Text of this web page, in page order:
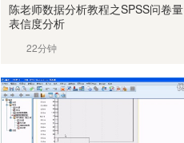
陈老师数据分析教程之SPSS问卷量
表信度分析
22分钟